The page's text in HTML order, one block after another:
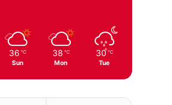
36 ℃
Sun
38 ℃
Mon
30 ℃
Tue